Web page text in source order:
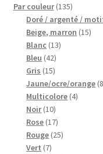
Par couleur 135135
produits
Doré / argenté /
Beige, marron 1515
Blanc 1313
Bleu 4242
produits
Gris 1515
produits
Jaune/ocre/orange
Multicolore 44
Noir 1010
produits
Rose 1717
produits
Rouge 2525
Vert 77